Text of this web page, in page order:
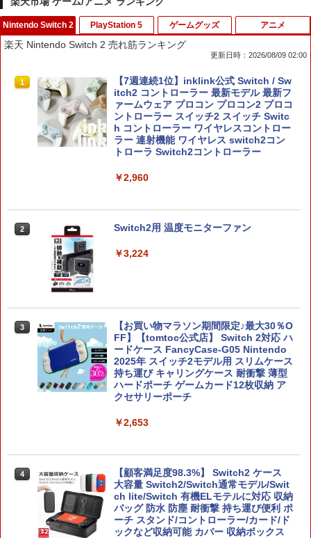
Nintendo Switch 2
楽天 Nintendo Switch 2 売れ筋ランキング
更新日時：2026/08/09 02:00
1
【7週連続1位】inklink公式 Switch / Sw
itch2 コントローラー 最新モデル 最新フ
ァームウェア プロコン プロコン2 プロコ
ントローラー スイッチ2 スイッチ Switc
h コントローラー ワイヤレスコントロー
ラー 連射機能 ワイヤレス switch2コン
トローラ Switch2コントローラー
￥2,960
2 Switch2用 温度モニターファン
￥3,224
3
【お買い物マラソン期間限定♪最大30％O
FF】【tomtoc公式店】 Switch 2対応 ハ
ードケース FancyCase-G05 Nintendo
2025年 スイッチ2モデル用 スリムケース
持ち運び キャリングケース 耐衝撃 薄型
ハードポーチ ゲームカード12枚収納 ア
クセサリーポーチ
￥2,653
4
【顧客満足度98.3%】 Switch2 ケース
大容量 Switch2/Switch通常モデル/Swit
ch lite/Switch 有機ELモテルに対応 収納
バッグ 防水 防塵 耐衝撃 持ち運び便利 ポ
ーチ スタンド/コントローラー/カード/ド
ックなど収納可能 カバー 収納ボックス
PlayStation 5 ゲームグッズ アニメ